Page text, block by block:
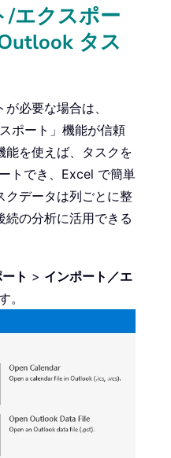
/エクスポー
タス
必要な場合は、
ポート」機能が信頼
能を使えば、タスクを
トでき、Excel で簡単
クデータは列ごとに整
の分析に活用できる
ト > インポート／エ
。